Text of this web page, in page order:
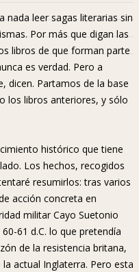
nada leer sagas literarias sin
Por más que digan las
libros de que forman parte
es verdad. Pero a
dicen. Partamos de la base
los libros anteriores, y sólo
histórico que tiene
Los hechos, recogidos
resumirlos: tras varios
acción concreta en
militar Cayo Suetonio
61 d.C. lo que pretendía
de la resistencia britana,
actual Inglaterra. Pero esta